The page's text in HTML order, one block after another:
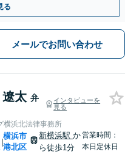
る
メールでお問い合わせ
太 弁
インタビューを
見る
横浜北法律事務所
|
横浜市
港北区
新横浜駅か
ら徒歩1分
営業時間：
本日定休日